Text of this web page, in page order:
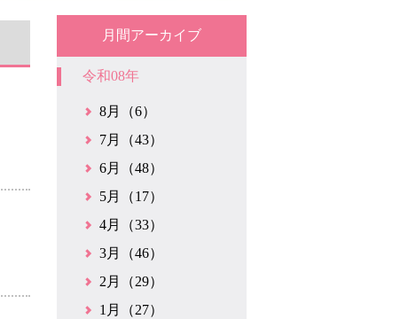
月間アーカイブ
令和08年
8月（6）
7月（43）
6月（48）
5月（17）
4月（33）
3月（46）
2月（29）
1月（27）